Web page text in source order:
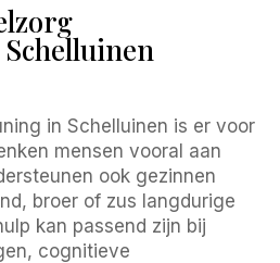
in Schelluinen is er voor
mensen vooral aan
ook gezinnen
broer of zus langdurige
kan passend zijn bij
cognitieve